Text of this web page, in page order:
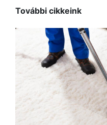
További cikkeink